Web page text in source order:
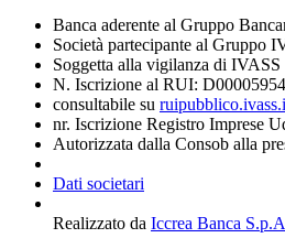
Banca aderente al Gruppo
Società partecipante al Gruppo
Soggetta alla vigilanza di IVASS
N. Iscrizione al RUI:
consultabile su
nr. Iscrizione Registro Imprese
Autorizzata dalla Consob alla
Dati societari
Realizzato da Iccrea Banca S.p.A